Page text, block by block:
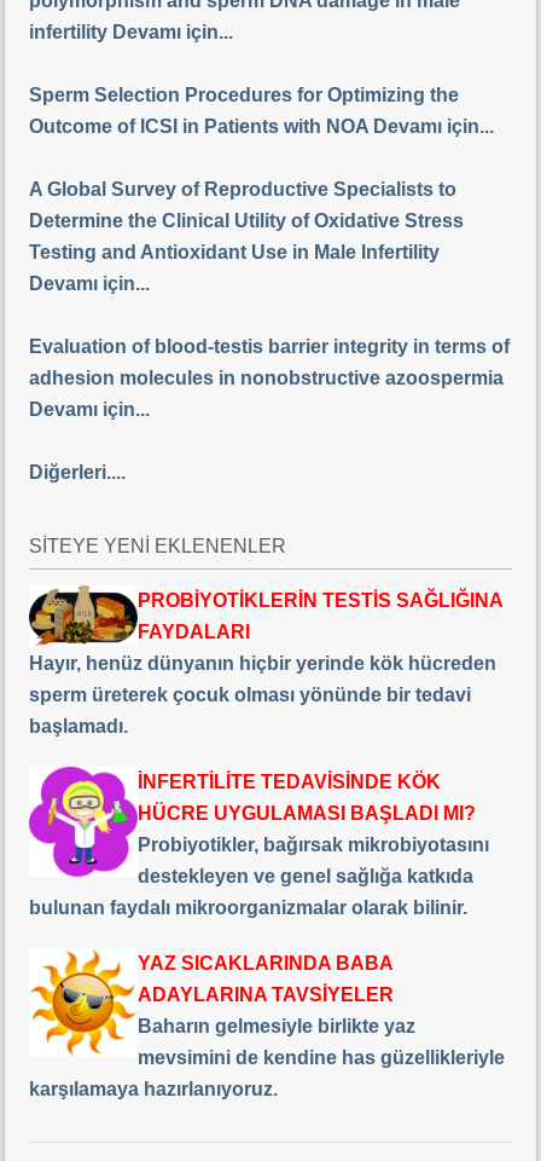
infertility Devamı için...
Sperm Selection Procedures for Optimizing the
Outcome of ICSI in Patients with NOA Devamı için...
A Global Survey of Reproductive Specialists to
Determine the Clinical Utility of Oxidative Stress
Testing and Antioxidant Use in Male Infertility
Devamı için...
Evaluation of blood-testis barrier integrity in terms of
adhesion molecules in nonobstructive azoospermia
Devamı için...
Diğerleri....
SİTEYE YENİ EKLENENLER
PROBİYOTİKLERİN TESTİS SAĞLIĞINA
FAYDALARI
Hayır, henüz dünyanın hiçbir yerinde kök hücreden
sperm üreterek çocuk olması yönünde bir tedavi
başlamadı.
İNFERTİLİTE TEDAVİSİNDE KÖK
HÜCRE UYGULAMASI BAŞLADI MI?
Probiyotikler, bağırsak mikrobiyotasını
destekleyen ve genel sağlığa katkıda
bulunan faydalı mikroorganizmalar olarak bilinir.
YAZ SICAKLARINDA BABA
ADAYLARINA TAVSİYELER
Baharın gelmesiyle birlikte yaz
mevsimini de kendine has güzellikleriyle
karşılamaya hazırlanıyoruz.